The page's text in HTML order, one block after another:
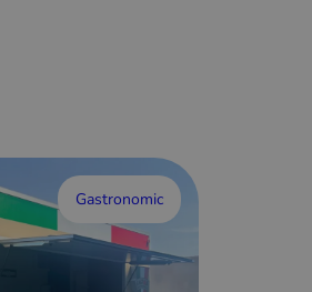
Gastronomic